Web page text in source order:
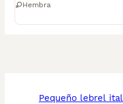
Hembra
pequeño lebrel italiano